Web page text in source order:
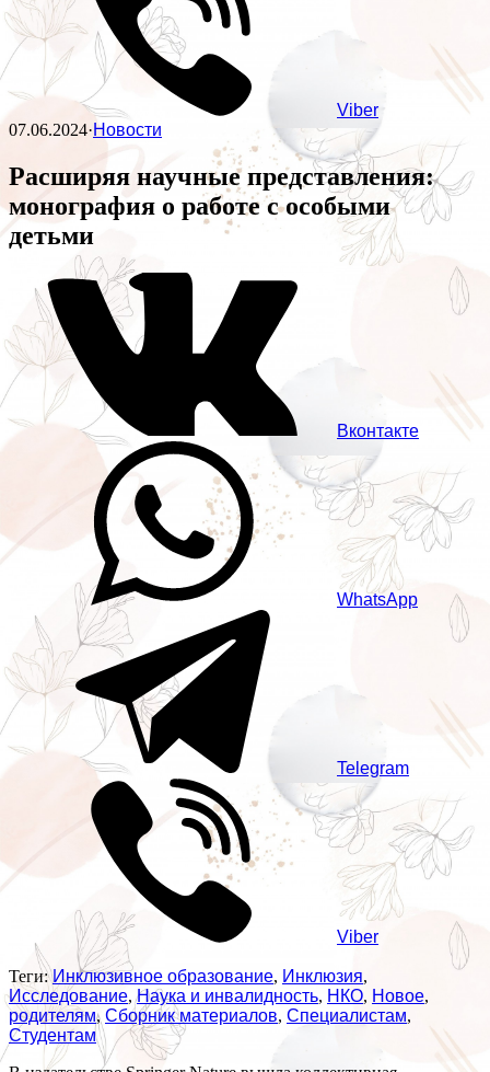
Viber
07.06.2024·Новости
Расширяя научные представления:
монография о работе с особыми
детьми
Вконтакте
WhatsApp
Telegram
Viber
Теги:Инклюзивное образование, Инклюзия,
Исследование,Наука и инвалидность, НКО, Новое,
родителям, Сборник материалов, Специалистам,
Студентам